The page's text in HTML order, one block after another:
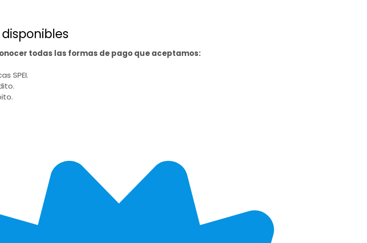
todas las formas de pago que aceptamos:
SPEI.